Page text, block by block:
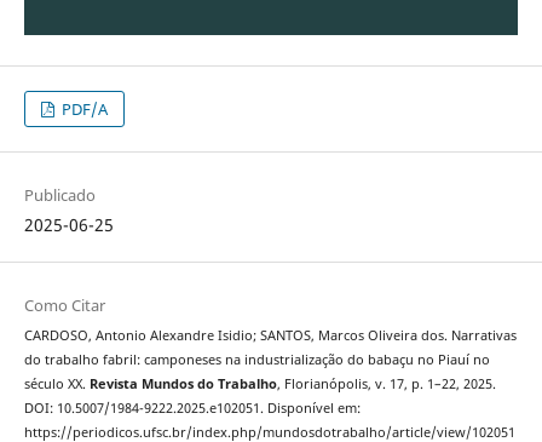
PDF/A
Publicado
2025-06-25
Como Citar
CARDOSO, Antonio Alexandre Isidio; SANTOS, Marcos Oliveira dos. Narrativas
do trabalho fabril: camponeses na industrialização do babaçu no Piauí no
século XX. Revista Mundos do Trabalho, Florianópolis, v. 17, p. 1–22, 2025.
DOI: 10.5007/1984-9222.2025.e102051. Disponível em:
https://periodicos.ufsc.br/index.php/mundosdotrabalho/article/view/102051